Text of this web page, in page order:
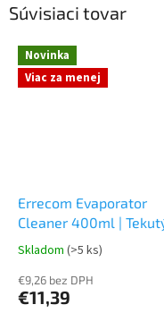
Súvisiaci tovar
Novinka
Viac za menej
Errecom Evaporator
Cleaner 400ml |
Čistič Klimatizácie
Skladom (>5 ks)
€9,26 bez DPH
€11,39